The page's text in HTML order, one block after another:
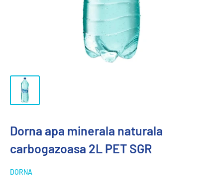
Dorna apa minerala naturala
carbogazoasa 2L PET SGR
DORNA